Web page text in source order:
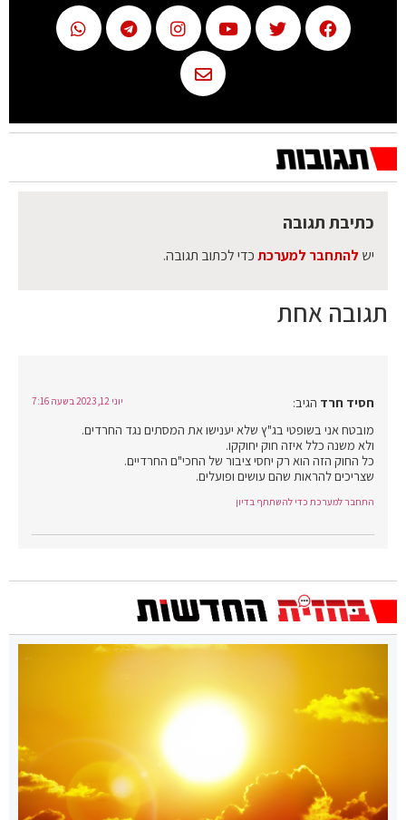
תגובה אחת
חסיד חרד הגיב: יוני 12, 2023 בשעה 7:16
מובטח אני בשופטי בג"ץ שלא יענישו את המסתים נגד החרדים.
ולא משנה כלל איזה חוק יחוקקו.
כל החוק הזה הוא רק יחסי ציבור של החכי"ם החרדיים.
שצריכים להראות שהם עושים ופועלים.
התחבר למערכת כדי להשתתף בדיון
כתיבת תגובה
יש להתחבר למערכתכדי לכתוב תגובה.